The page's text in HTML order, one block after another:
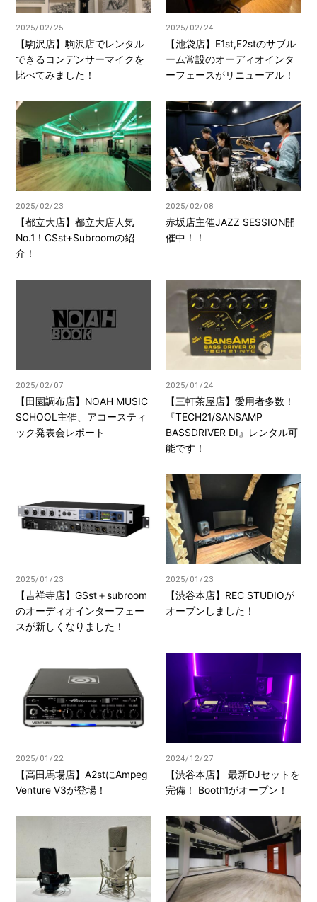
2025/02/25
【駒沢店】駒沢店でレンタル
できるコンデンサーマイクを
比べてみました！
2025/02/24
【池袋店】E1st,E2stのサブル
ーム常設のオーディオインタ
ーフェースがリニューアル！
2025/02/23
【都立大店】都立大店人気
No.1！CSst+Subroomの紹
介！
2025/02/08
赤坂店主催JAZZ SESSION開
催中！！
2025/02/07
【田園調布店】NOAH MUSIC
SCHOOL主催、アコースティ
ック発表会レポート
2025/01/24
【三軒茶屋店】愛用者多数！
『TECH21/SANSAMP
BASSDRIVER DI』レンタル可
能です！
2025/01/23
【吉祥寺店】GSst＋subroom
のオーディオインターフェー
スが新しくなりました！
2025/01/23
【渋谷本店】REC STUDIOが
オープンしました！
2025/01/22
【高田馬場店】A2stにAmpeg
Venture V3が登場！
2024/12/27
【渋谷本店】 最新DJセットを
完備！ Booth1がオープン！